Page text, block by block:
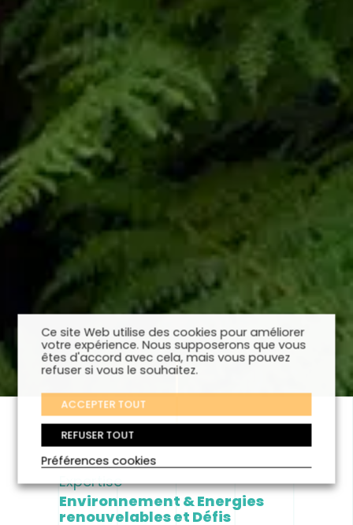
Expertise
Environnement & Energies
renouvelables et Défis
Ce site Web utilise des cookies pour améliorer
votre expérience. Nous supposerons que vous
êtes d'accord avec cela, mais vous pouvez
refuser si vous le souhaitez.
ACCEPTER TOUT
REFUSER TOUT
Préférences cookies